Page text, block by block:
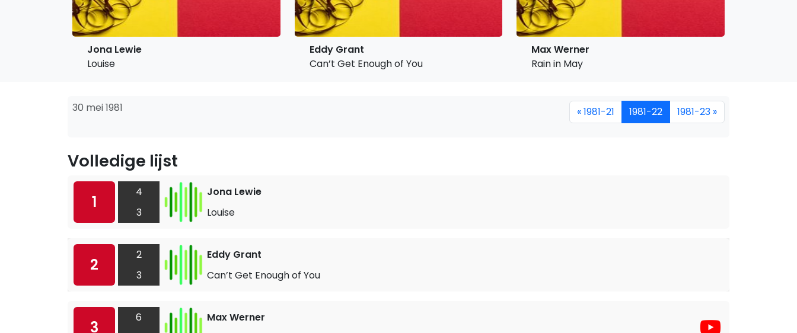
Jona Lewie
Louise
Eddy Grant
Can’t Get Enough of You
Max Werner
Rain in May
30 mei 1981 « 1981-21 1981-22 1981-23 »
Volledige lijst
1
4
3
Jona Lewie
Louise
2
2
3
Eddy Grant
Can’t Get Enough of You
3
6
Max Werner